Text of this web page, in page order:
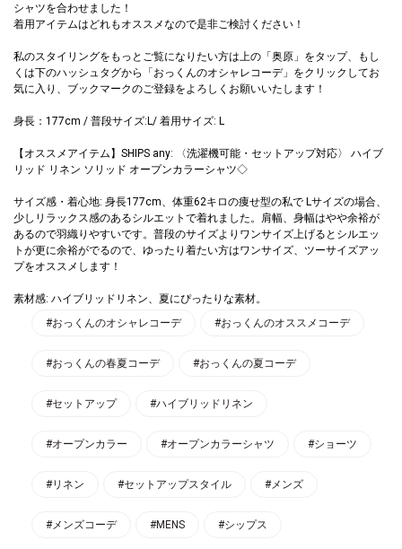
シャツを合わせました！
着用アイテムはどれもオススメなので是非ご検討ください！
私のスタイリングをもっとご覧になりたい方は上の「奥原」をタップ、もし
くは下のハッシュタグから「おっくんのオシャレコーデ」をクリックしてお
気に入り、ブックマークのご登録をよろしくお願いいたします！
身長：177cm / 普段サイズ:L/ 着用サイズ: L
【オススメアイテム】SHIPS any: 〈洗濯機可能・セットアップ対応〉 ハイブ
リッド リネン ソリッド オープンカラーシャツ◇
サイズ感・着心地: 身長177cm、体重62キロの痩せ型の私で Lサイズの場合、
少しリラックス感のあるシルエットで着れました。肩幅、身幅はやや余裕が
あるので羽織りやすいです。普段のサイズよりワンサイズ上げるとシルエッ
トが更に余裕がでるので、ゆったり着たい方はワンサイズ、ツーサイズアッ
プをオススメします！
素材感: ハイブリッドリネン、夏にぴったりな素材。
#おっくんのオシャレコーデ
#おっくんのオススメコーデ
#おっくんの春夏コーデ #おっくんの夏コーデ
#セットアップ #ハイブリッドリネン
#オープンカラー #オープンカラーシャツ #ショーツ
#リネン #セットアップスタイル #メンズ
#メンズコーデ #MENS #シップス